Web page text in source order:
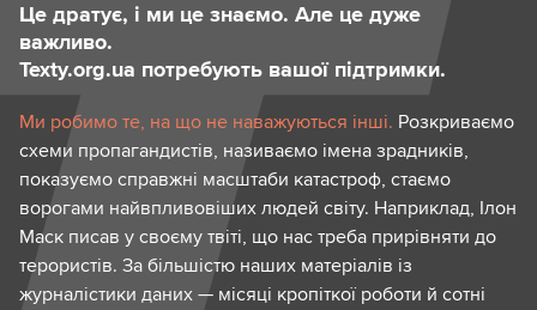
Це дратує, і ми це знаємо. Але це дуже
важливо.
Texty.org.ua потребують вашої підтримки.
Ми робимо те, на що не наважуються інші. Розкриваємо
схеми пропагандистів, називаємо імена зрадників,
показуємо справжні масштаби катастроф, стаємо
ворогами найвпливовіших людей світу. Наприклад, Ілон
Маск писав у своєму твіті, що нас треба прирівняти до
терористів. За більшістю наших матеріалів із
журналістики даних — місяці кропіткої роботи й сотні